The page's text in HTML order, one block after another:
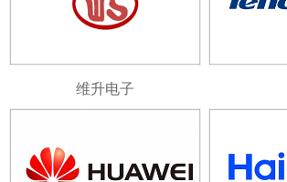
维升电子